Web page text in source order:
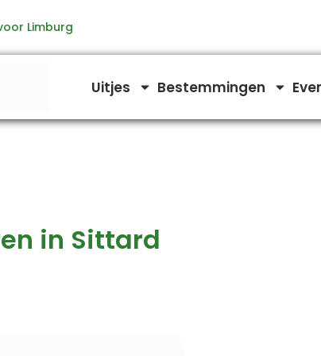
Limburg
Uitjes Bestemmingen
in Sittard